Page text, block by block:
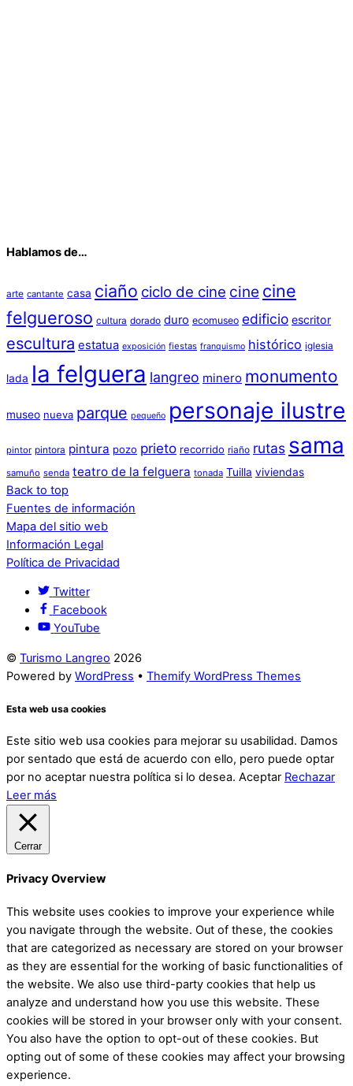
Hablamos de…
arte cantante casa ciaño ciclo de cine cine cine
felgueroso cultura dorado duro ecomuseo edificio escritor
escultura estatua exposición fiestas franquismo histórico iglesia
lada la felguera langreo minero monumento
museo nueva parque pequeño personaje ilustre
pintor pintora pintura pozo prieto recorrido riaño rutas sama
samuño senda teatro de la felguera tonada Tuilla viviendas
Back to top
Fuentes de información
Mapa del sitio web
Información Legal
Política de Privacidad
Twitter
Facebook
YouTube
© Turismo Langreo 2026
Powered by WordPress • Themify WordPress Themes
Esta web usa cookies
Este sitio web usa cookies para mejorar su usabilidad. Damos
por sentado que está de acuerdo con ello, pero puede optar
por no aceptar nuestra política si lo desea. Aceptar Rechazar
Leer más
Cerrar
Privacy Overview
This website uses cookies to improve your experience while
you navigate through the website. Out of these, the cookies
that are categorized as necessary are stored on your browser
as they are essential for the working of basic functionalities of
the website. We also use third-party cookies that help us
analyze and understand how you use this website. These
cookies will be stored in your browser only with your consent.
You also have the option to opt-out of these cookies. But
opting out of some of these cookies may affect your browsing
experience.